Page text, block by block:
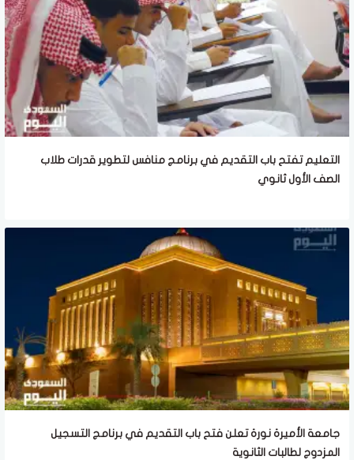
التعليم تفتح باب التقديم في برنامج منافس لتطوير قدرات طلاب
الصف الأول ثانوي
جامعة الأميرة نورة تعلن فتح باب التقديم في برنامج التسجيل
المزدوج لطالبات الثانوية